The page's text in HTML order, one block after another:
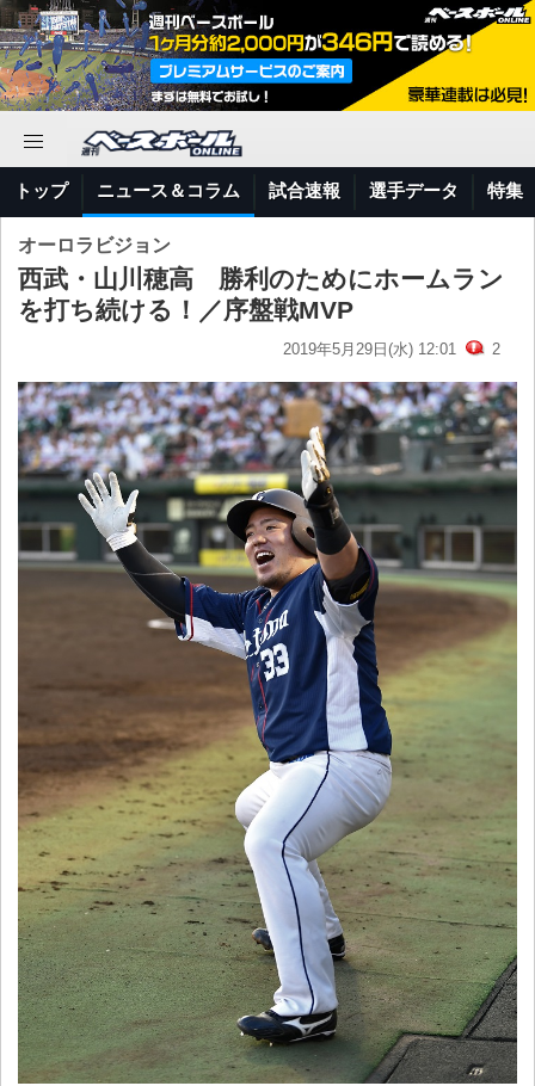
トップ ニュース＆コラム 試合速報 選手データ 特集
オーロラビジョン
西武・山川穂高 勝利のためにホームラン
を打ち続ける！／序盤戦MVP
2019年5月29日(水) 12:01 2